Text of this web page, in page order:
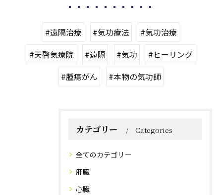
#遠隔治療 #気功療法
#気功治療
#天啓気療院
#遠隔 #気功
#ヒーリング
#腫瘍がん
#本物の気功師
カテゴリー Categories
全てのカテゴリー
肝臓
心臓